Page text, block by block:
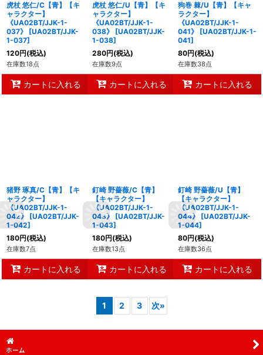
虎杖 悠仁/C【青】【キ
ャラクター】
《UA02BT/JJK-1-
037》
[UA02BT/JJK-
1-037]
120円(税込)
在庫数18点
カートに入れる
虎杖 悠仁/U【青】【キ
ャラクター】
《UA02BT/JJK-1-
038》
[UA02BT/JJK-
1-038]
280円(税込)
在庫数9点
カートに入れる
狗巻 棘/U【青】【キャ
ラクター】
《UA02BT/JJK-1-
041》
[UA02BT/JJK-1-
041]
80円(税込)
在庫数38点
カートに入れる
猪野 琢真/C【青】【キ
ャラクター】
《UA02BT/JJK-1-
042》
[UA02BT/JJK-
1-042]
180円(税込)
在庫数7点
カートに入れる
釘崎 野薔薇/C【青】
【キャラクター】
《UA02BT/JJK-1-
043》
[UA02BT/JJK-
1-043]
180円(税込)
在庫数13点
カートに入れる
釘崎 野薔薇/U【青】
【キャラクター】
《UA02BT/JJK-1-
044》
[UA02BT/JJK-
1-044]
80円(税込)
在庫数36点
カートに入れる
1 2 3 次»
ホーム